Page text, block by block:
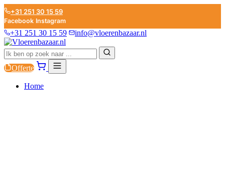
+31 251 30 15 59
Facebook Instagram
+31 251 30 15 59 info@vloerenbazaar.nl
Offerte
Home